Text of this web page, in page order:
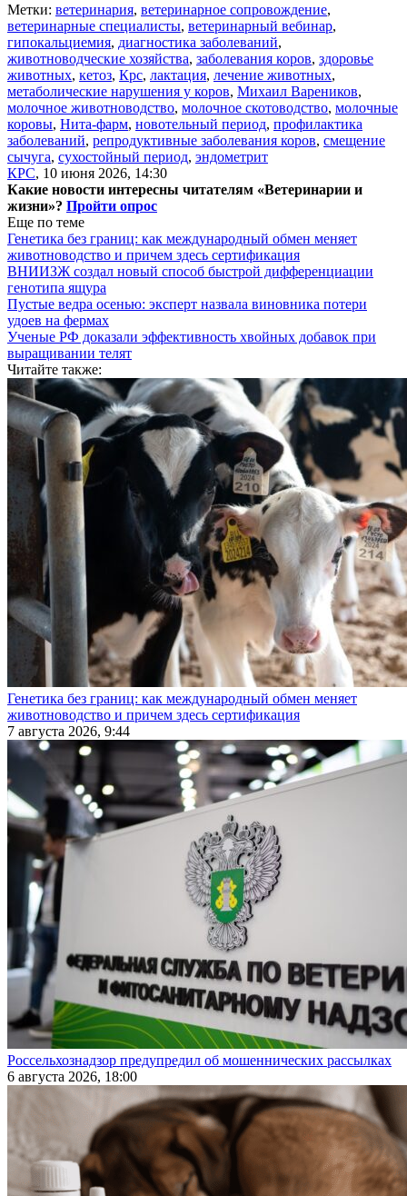
Метки: ветеринария, ветеринарное сопровождение,
ветеринарные специалисты, ветеринарный вебинар,
гипокальциемия, диагностика заболеваний,
животноводческие хозяйства, заболевания коров, здоровье
животных, кетоз, Крс, лактация, лечение животных,
метаболические нарушения у коров, Михаил Вареников,
молочное животноводство, молочное скотоводство, молочные
коровы, Нита-фарм, новотельный период, профилактика
заболеваний, репродуктивные заболевания коров, смещение
сычуга, сухостойный период, эндометрит
КРС, 10 июня 2026, 14:30
Какие новости интересны читателям «Ветеринарии и
жизни»? Пройти опрос
Еще по теме
Генетика без границ: как международный обмен меняет
животноводство и причем здесь сертификация
ВНИИЗЖ создал новый способ быстрой дифференциации
генотипа ящура
Пустые ведра осенью: эксперт назвала виновника потери
удоев на фермах
Ученые РФ доказали эффективность хвойных добавок при
выращивании телят
Читайте также:
Генетика без границ: как международный обмен меняет
животноводство и причем здесь сертификация
7 августа 2026, 9:44
Россельхознадзор предупредил об мошеннических рассылках
6 августа 2026, 18:00